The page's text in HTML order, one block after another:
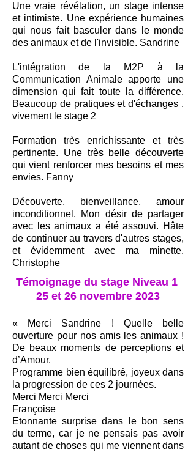
Une vraie révélation, un stage intense
et intimiste. Une expérience humaines
qui nous fait basculer dans le monde
des animaux et de l'invisible. Sandrine
L'intégration de la M2P à la
Communication Animale apporte une
dimension qui fait toute la différence.
Beaucoup de pratiques et d'échanges .
vivement le stage 2
Formation très enrichissante et très
pertinente. Une très belle découverte
qui vient renforcer mes besoins et mes
envies. Fanny
Découverte, bienveillance, amour
inconditionnel. Mon désir de partager
avec les animaux a été assouvi. Hâte
de continuer au travers d'autres stages,
et évidemment avec ma minette.
Christophe
Témoignage du stage Niveau 1
25 et 26 novembre 2023
« Merci Sandrine ! Quelle belle
ouverture pour nos amis les animaux !
De beaux moments de perceptions et
d’Amour.
Programme bien équilibré, joyeux dans
la progression de ces 2 journées.
Merci Merci Merci
Françoise
Etonnante surprise dans le bon sens
du terme, car je ne pensais pas avoir
autant de choses qui me viennent dans